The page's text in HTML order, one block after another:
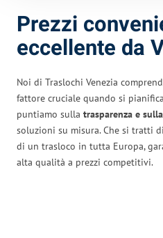
Prezzi
eccellente da
Noi di Traslochi Venezia
fattore cruciale quando si
puntiamo sulla trasparenza e
soluzioni su misura. Che si tratti
di un trasloco in tutta Europa,
alta qualità a prezzi competitivi.